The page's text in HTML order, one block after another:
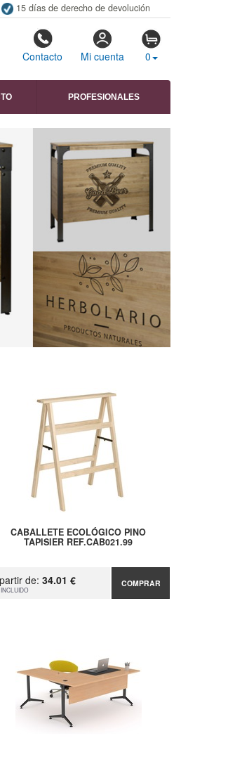
15 días de derecho de devolución
Contacto Mi cuenta 0
PROFESIONALES
CABALLETE ECOLÓGICO PINO
TAPISIER REF.CAB021.99
de:34.01 €
INCLUIDO
COMPRAR